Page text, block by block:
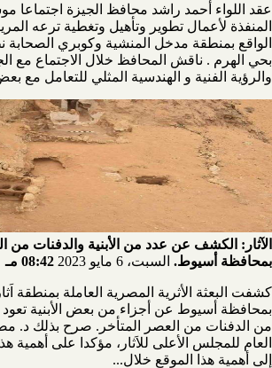
عقد اللواء أحمد راشد محافظ الجيزة اجتماعا
المنفذة لأعمال تطوير وتأهيل وتغطية ترعه
الواقع بمنطقة مدخل المنشية وكوبري
بحي الهرم . ناقش المحافظ خلال الاجتماع مع
والرؤية الفنية و الهندسية المثلي للتعامل مع
الآثار: الكشف عن عدد من الأبنية والدفنات من
بمحافظة أسيوط. السبت، 6 مايو 2023 08:42 مـ
كشفت البعثة الأثرية المصرية العاملة بمنطقة
بمحافظة أسيوط عن أجزاء من بعض الأبنية
من الدفنات من العصر المتأخر. صرح بذلك د.
العام للمجلس الأعلى للاَثار، مؤكدا على أهمية
إلى أهمية هذا الموقع خلال...